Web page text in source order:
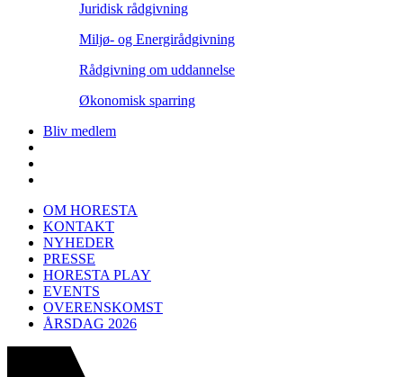
Juridisk rådgivning
Miljø- og Energirådgivning
Rådgivning om uddannelse
Økonomisk sparring
Bliv medlem
OM HORESTA
KONTAKT
NYHEDER
PRESSE
HORESTA PLAY
EVENTS
OVERENSKOMST
ÅRSDAG 2026